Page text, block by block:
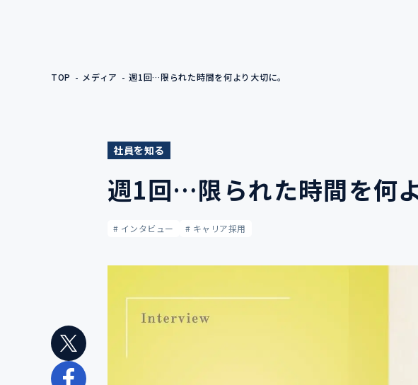
TOP メディア 週1回…限られた時間を何より大切に。
社員を知る
週1回…限られた時間を何よ
# インタビュー # キャリア採用